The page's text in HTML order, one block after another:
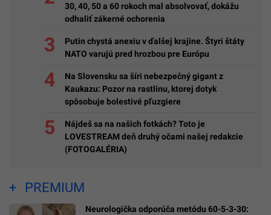
30, 40, 50 a 60 rokoch mal absolvovať, dokážu
odhaliť zákerné ochorenia
Putin chystá anexiu v ďalšej krajine. Štyri štáty
NATO varujú pred hrozbou pre Európu
Na Slovensku sa šíri nebezpečný gigant z
Kaukazu: Pozor na rastlinu, ktorej dotyk
spôsobuje bolestivé pľuzgiere
Nájdeš sa na našich fotkách? Toto je
LOVESTREAM deň druhý očami našej redakcie
(FOTOGALÉRIA)
PREMIUM
Neurologička odporúča metódu 60-5-3-30: